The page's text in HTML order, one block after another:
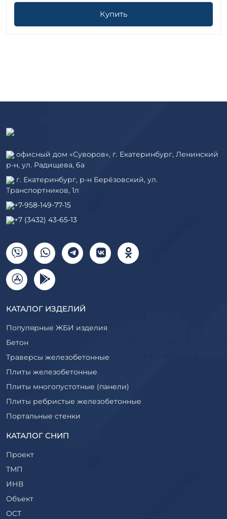
Купить
офисный дом «Суворов», г. Екатеринбург, Ленинский
р-н, ул. Радищева, 6а
г. Екатеринбург, р-н Берёзовский, ул.
Транспортников, 1л
+7-958-149-77-15
+7 (3432) 43-65-13
КАТАЛОГ ИЗДЕЛИЙ
Популярные ЖБИ изделия
Бетон
Траверсы железобетонные
Плиты железобетонные
Плиты многопустотные (панели)
Плиты ребристые железобетонные
Портальные стенки
Прогоны железобетонные
Ригели железобетонные
Сваи железобетонные
Стеновые блоки
Стойки железобетонные
КАТАЛОГ СНИП
Проект
ТМП
ИНВ
Объект
ОСТ